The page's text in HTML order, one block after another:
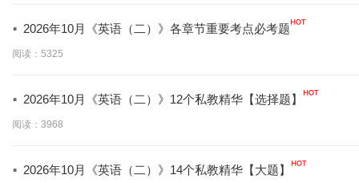
· 2026年10月《英语（二）》各章节重要考点必考题
阅读：5325
· 2026年10月《英语（二）》12个私教精华【选择题】
阅读：3968
· 2026年10月《英语（二）》14个私教精华【大题】